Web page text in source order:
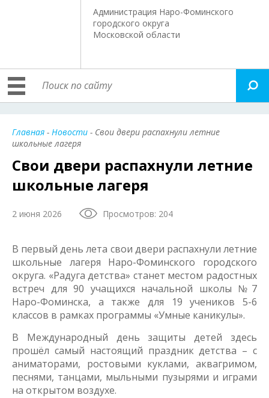
Администрация Наро-Фоминского
городского округа
Московской области
Главная - Новости - Свои двери распахнули летние
школьные лагеря
Свои двери распахнули летние
школьные лагеря
2 июня 2026 Просмотров: 204
В первый день лета свои двери распахнули летние
школьные лагеря Наро-Фоминского городского
округа. «Радуга детства» станет местом радостных
встреч для 90 учащихся начальной школы №7
Наро-Фоминска, а также для 19 учеников 5-6
классов в рамках программы «Умные каникулы».
В Международный день защиты детей здесь
прошёл самый настоящий праздник детства – с
аниматорами, ростовыми куклами, аквагримом,
песнями, танцами, мыльными пузырями и играми
на открытом воздухе.